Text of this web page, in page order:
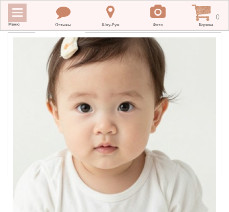
0
Корзина
Меню
ИНТЕРНЕТ МАГАЗИН BATTESIMO
КРЕСТИЛЬНЫЕ ПОЛОТЕНЦА
КРЕСТИЛЬНАЯ ВЫШИВКА
ОДЕЖДА ДЛЯ КРЕЩЕНИЯ
ПОДАРКИ НА КРЕСТИНЫ
ПЛАТКИ В ХРАМ
МЕРНЫЕ ИКОНЫ
Отзывы Шоу-Рум Фото